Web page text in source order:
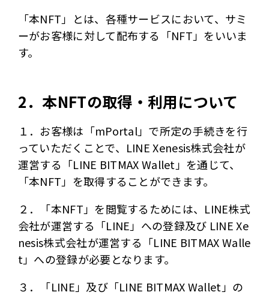
「本NFT」とは、各種サービスにおいて、サミ
ーがお客様に対して配布する「NFT」をいいま
す。
2．本NFTの取得・利用について
１．お客様は「mPortal」で所定の手続きを行
っていただくことで、LINE Xenesis株式会社が
運営する「LINE BITMAX Wallet」を通じて、
「本NFT」を取得することができます。
２．「本NFT」を閲覧するためには、LINE株式
会社が運営する「LINE」への登録及び LINE Xe
nesis株式会社が運営する「LINE BITMAX Walle
t」への登録が必要となります。
３．「LINE」及び「LINE BITMAX Wallet」の